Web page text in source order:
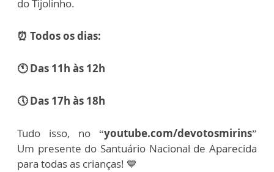
do Tijolinho.
⏰ Todos os dias:
🕚 Das 11h às 12h
🕔 Das 17h às 18h
Tudo isso, no “youtube.com/devotosmirins”
Um presente do Santuário Nacional de Aparecida
para todas as crianças! 💙